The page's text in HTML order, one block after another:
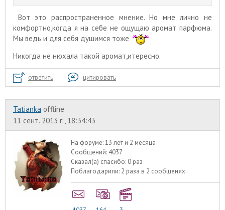
Вот это распространенное мнение. Но мне лично не
комфортно,когда я на себе не ощущаю аромат парфюма.
Мы ведь и для себя душимся тоже
Никогда не нюхала такой аромат,итересно.
ответить цитировать
Tatianka offline
11 сент. 2013 г., 18:34:43
На форуме:13 лет и 2 месяца
Сообщений: 4037
Сказал(а) спасибо: 0 раз
Поблагодарили: 2 раза в 2 сообщенях